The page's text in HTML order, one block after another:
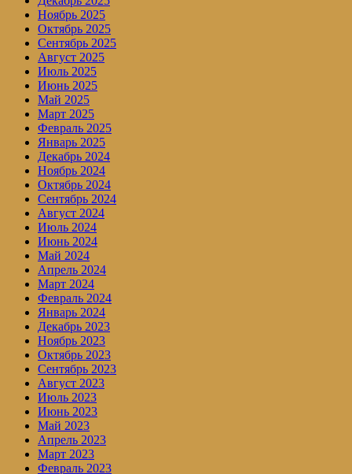
Ноябрь 2025
Октябрь 2025
Сентябрь 2025
Август 2025
Июль 2025
Июнь 2025
Май 2025
Март 2025
Февраль 2025
Январь 2025
Декабрь 2024
Ноябрь 2024
Октябрь 2024
Сентябрь 2024
Август 2024
Июль 2024
Июнь 2024
Май 2024
Апрель 2024
Март 2024
Февраль 2024
Январь 2024
Декабрь 2023
Ноябрь 2023
Октябрь 2023
Сентябрь 2023
Август 2023
Июль 2023
Июнь 2023
Май 2023
Апрель 2023
Март 2023
Февраль 2023